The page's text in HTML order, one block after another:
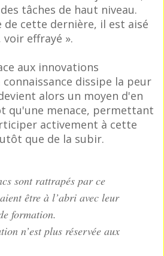
tâches de haut niveau.
de cette dernière, il est aisé
voir effrayé ».
aux innovations
dissipe la peur
alors un moyen d'en
qu'une menace, permettant
activement à cette
que de la subir.
sont rattrapés par ce
être à l’abri avec leur
formation.
n’est plus réservée aux